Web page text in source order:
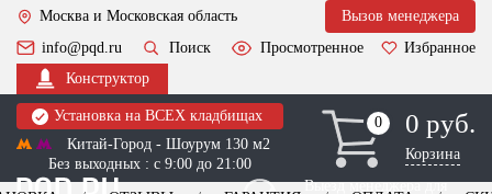
Москва и Московская область
Вызов менеджера
info@pqd.ru
Поиск Просмотренное
Избранное
Конструктор
Установка на ВСЕХ кладбищах
Китай-Город - Шоурум 130 м2
Без выходных : с 9:00 до 21:00
0
0 0 руб.
Корзина
Выезд менеджера для